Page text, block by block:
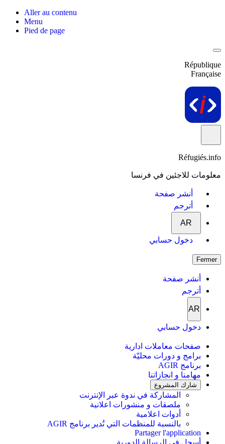
Aller au contenu
Menu
Pied de page
République
Française
Réfugiés.info
معلومات للاجئين في فرنسا
أنشر صفحة
أترجم
AR
دخول حسابي
Fermer
أنشر صفحة
أترجم
AR
دخول حسابي
صفحات معاملات ادارية
برامج و دورات محليّة
برنامج AGIR
مهامنا و انجازاتنا
شارك المشروع
المشاركة في ندوة عبر الإنترنت
ملصقات و منشورات اعلانية
أدوات اعلامية
بالنسبة للمنظمات التي تُدير برنامج AGIR
Partager l'application
أسجل في الرسالة الدورية